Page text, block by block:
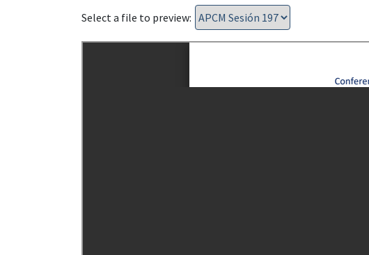
Select a file to preview: